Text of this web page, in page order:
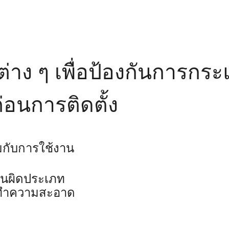
ง ๆ เพื่อป้องกันการกร
นการติดตั้ง
บการใช้งาน
ผิดประเภท
ความสะอาด